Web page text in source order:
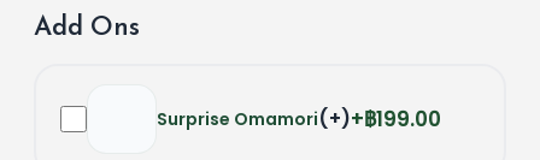
Add Ons
Surprise Omamori(+) ฿199.00